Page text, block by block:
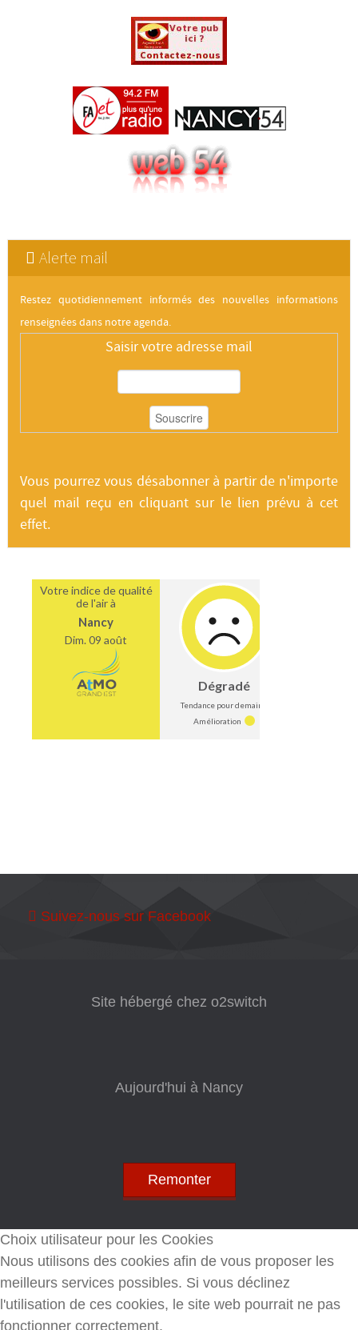
Alerte mail
Restez quotidiennement informés des nouvelles informations
renseignées dans notre agenda.
Saisir votre adresse mail
Vous pourrez vous désabonner à partir de n'importe
quel mail reçu en cliquant sur le lien prévu à cet
effet.
Suivez-nous sur Facebook
Site hébergé chez o2switch
Aujourd'hui à Nancy
Remonter
Choix utilisateur pour les Cookies
Nous utilisons des cookies afin de vous proposer les
meilleurs services possibles. Si vous déclinez
l'utilisation de ces cookies, le site web pourrait ne pas
fonctionner correctement.